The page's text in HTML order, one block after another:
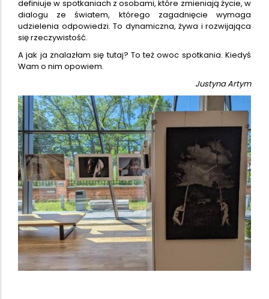
definiuje w spotkaniach z osobami, które zmieniają życie, w
dialogu ze światem, którego zagadnięcie wymaga
udzielenia odpowiedzi. To dynamiczna, żywa i rozwijająca
się rzeczywistość.
A jak ja znalazłam się tutaj? To też owoc spotkania. Kiedyś
Wam o nim opowiem.
Justyna Artym